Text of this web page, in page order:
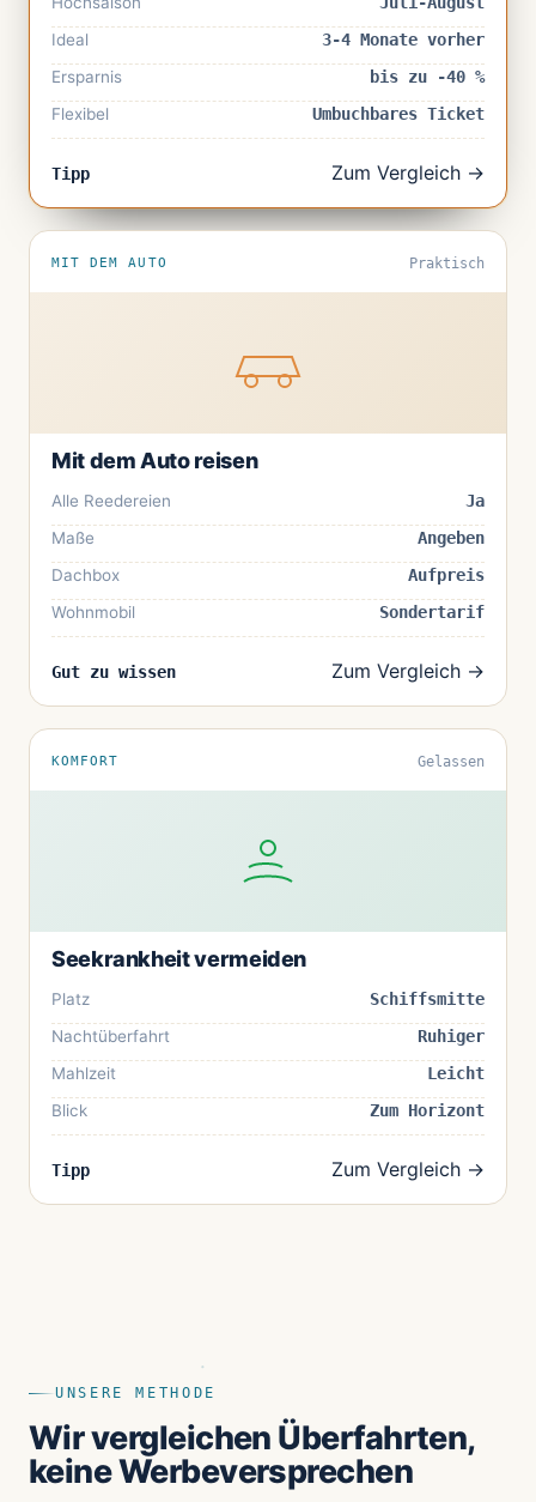
Ideal
3-4 Monate vorher
Ersparnis
bis zu -40 %
Flexibel
Umbuchbares Ticket
Tipp Zum Vergleich →
MIT DEM AUTO Praktisch
Mit dem Auto reisen
Alle Reedereien
Ja
Maße
Angeben
Dachbox
Aufpreis
Wohnmobil
Sondertarif
Gut zu wissen Zum Vergleich →
KOMFORT Gelassen
Seekrankheit vermeiden
Platz
Schiffsmitte
Nachtüberfahrt
Ruhiger
Mahlzeit
Leicht
Blick
Zum Horizont
Tipp Zum Vergleich →
UNSERE METHODE
Wir vergleichen Überfahrten,
keine Werbeversprechen